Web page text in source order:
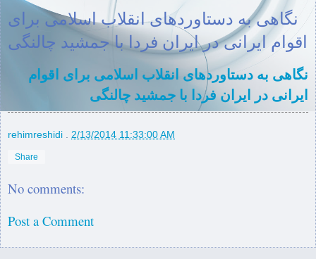
نگاهی بە دستاوردهای انقلاب اسلامی برای
اقوام ایرانی در ایران فردا با جمشید چالنگی
نگاهی بە دستاوردهای انقلاب اسلامی برای اقوام
ایرانی در ایران فردا با جمشید چالنگی
rehimreshidi 2/13/2014 11:33:00 AM
Share
No comments:
Post a Comment